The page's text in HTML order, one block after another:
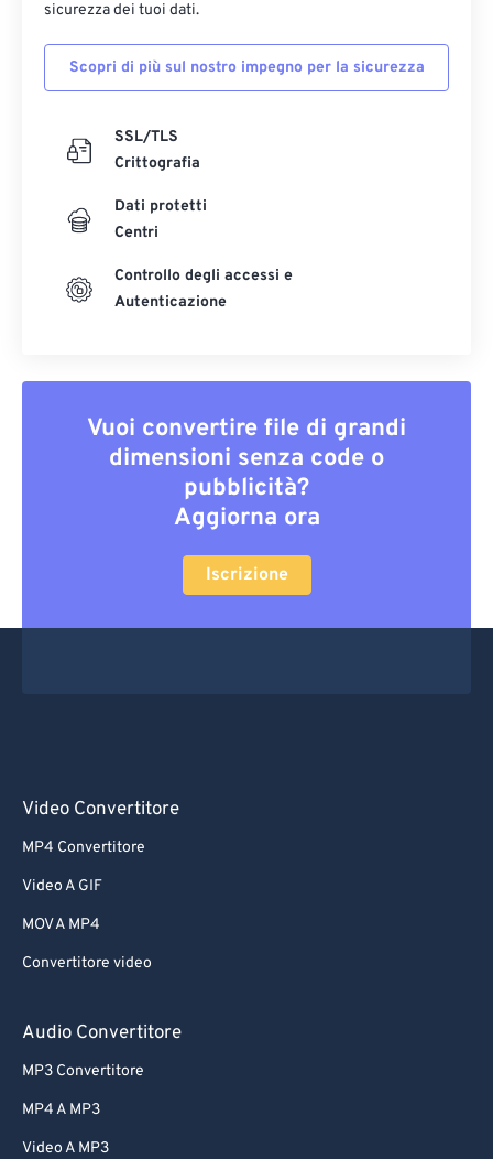
sicurezza dei tuoi dati.
Scopri di più sul nostro impegno per la sicurezza
SSL/TLS
Crittografia
Dati protetti
Centri
Controllo degli accessi e
Autenticazione
Vuoi convertire file di grandi
dimensioni senza code o
pubblicità?
Aggiorna ora
Iscrizione
Video Convertitore
MP4 Convertitore
Video A GIF
MOV A MP4
Convertitore video
Audio Convertitore
MP3 Convertitore
MP4 A MP3
Video A MP3